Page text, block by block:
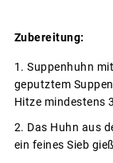
Zubereitung:
Suppenhuhn
geputztem
Hitze mindestens
Das Huhn aus
ein feines Sieb